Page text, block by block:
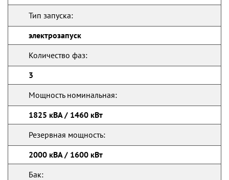
Тип запуска:
электрозапуск
Количество фаз:
3
Мощность номинальная:
1825 кВА / 1460 кВт
Резервная мощность:
2000 кВА / 1600 кВт
Бак: